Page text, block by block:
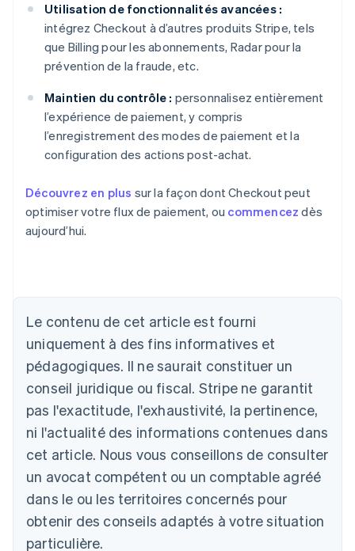
Utilisation de fonctionnalités avancées :
intégrez Checkout à d’autres produits Stripe, tels
que Billing pour les abonnements, Radar pour la
prévention de la fraude, etc.
Maintien du contrôle : personnalisez entièrement
l’expérience de paiement, y compris
l’enregistrement des modes de paiement et la
configuration des actions post-achat.
Découvrez en plus sur la façon dont Checkout peut
optimiser votre flux de paiement, ou commencez dès
aujourd’hui.
Le contenu de cet article est fourni
uniquement à des fins informatives et
pédagogiques. Il ne saurait constituer un
conseil juridique ou fiscal. Stripe ne garantit
pas l'exactitude, l'exhaustivité, la pertinence,
ni l'actualité des informations contenues dans
cet article. Nous vous conseillons de consulter
un avocat compétent ou un comptable agréé
dans le ou les territoires concernés pour
obtenir des conseils adaptés à votre situation
particulière.
Allemagne
Australie
English
Autriche
DeutschEnglish
Belgique
NederlandsFrançaisDeutschEnglish
Português English
Bulgarie
English